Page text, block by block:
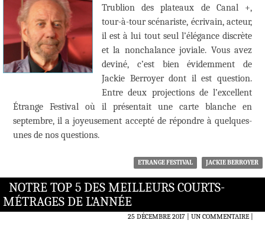
Trublion des plateaux de Canal +,
tour-à-tour scénariste, écrivain, acteur,
il est à lui tout seul l’élégance discrète
et la nonchalance joviale. Vous avez
deviné, c’est bien évidemment de
Jackie Berroyer dont il est question.
Entre deux projections de l’excellent
Étrange Festival où il présentait une carte blanche en
septembre, il a joyeusement accepté de répondre à quelques-
unes de nos questions.
ETRANGE FESTIVAL JACKIE BERROYER
NOTRE TOP 5 DES MEILLEURS COURTS-
MÉTRAGES DE L’ANNÉE
25 DÉCEMBRE 2017 UN COMMENTAIRE|